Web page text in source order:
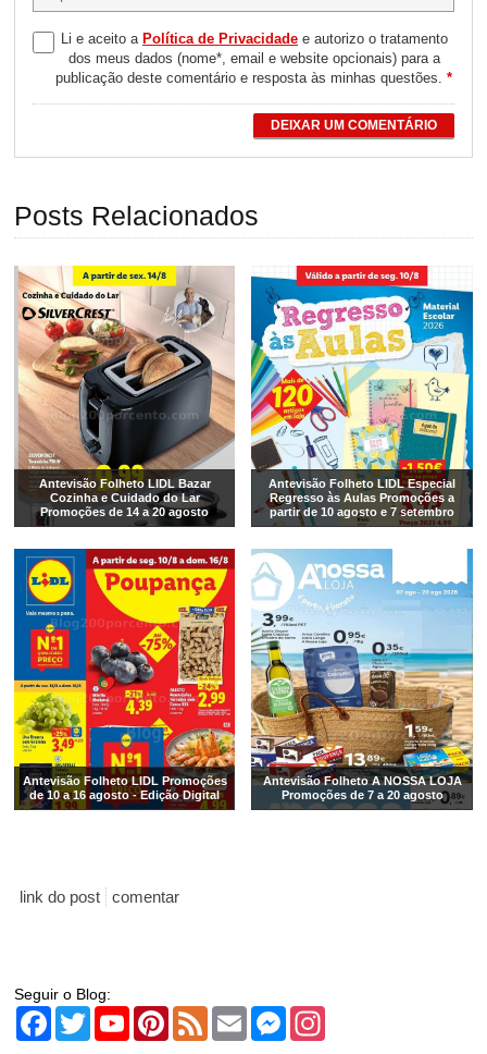
Li e aceito a Política de Privacidadee autorizo o tratamento
dos meus dados (nome*, email e website opcionais) para a
publicação deste comentário e resposta às minhas questões.*
DEIXAR UM COMENTÁRIO
Posts Relacionados
Antevisão Folheto LIDL Bazar
Cozinha e Cuidado do Lar
Promoções de 14 a 20 agosto
Antevisão Folheto LIDL Especial
Regresso às Aulas Promoções a
partir de 10 agosto e 7 setembro
Antevisão Folheto LIDL Promoções
de 10 a 16 agosto - Edição Digital
Antevisão Folheto A NOSSA LOJA
Promoções de 7 a 20 agosto
link do post comentar
Seguir o Blog:
Facebook
TwitterYouTubePinterest
Feed Email Messenger